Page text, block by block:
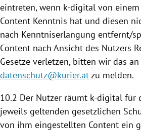
eintreten, wenn k-digital von
Content Kenntnis hat und diesen
nach Kenntniserlangung entfernt/
Content nach Ansicht des Nutzers
Gesetze verletzen, bitten wir das an
datenschutz@kurier.atzu melden.
10.2 Der Nutzer räumt k-digital für
jeweils geltenden gesetzlichen
von ihm eingestellten Content ein